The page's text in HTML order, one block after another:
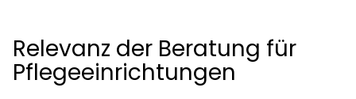
Relevanz der Beratung für
Pflegeeinrichtungen